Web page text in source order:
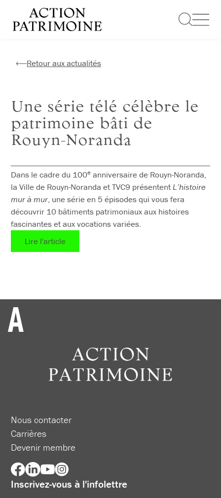
contenu
Retour aux actualités
Une série télé célèbre le
patrimoine bâti de
Rouyn-Noranda
Dans le cadre du 100e anniversaire de Rouyn-Noranda,
la Ville de Rouyn-Noranda et TVC9 présententL’histoire
mur à mur, une série en 5 épisodes qui vous fera
découvrir 10 bâtiments patrimoniaux aux histoires
fascinantes et aux vocations variées.
Lire l'article
Nous contacter
Carrières
Devenir membre
Inscrivez-vous à l'infolettre